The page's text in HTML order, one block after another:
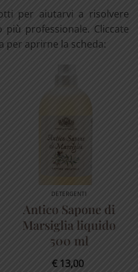
per aiutarvi a risolvere
professionale. Cliccate
per aprirne la scheda:
DETERGENTI
Antico Sapone di
Marsiglia liquido
500 ml
€ 13,00